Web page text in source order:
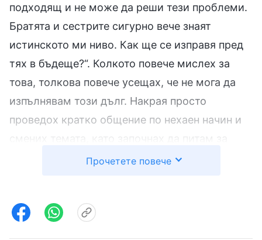
подходящ и не може да реши тези проблеми.
Братята и сестрите сигурно вече знаят
истинското ми ниво. Как ще се изправя пред
тях в бъдеще?“. Колкото повече мислех за
това, толкова повече усещах, че не мога да
изпълнявам този дълг. Накрая просто
проведох кратко общение по нехаен начин и
работата. Но тъй като бях нервен и се
проблеми, добих само много бегла представа
Прочетете повече